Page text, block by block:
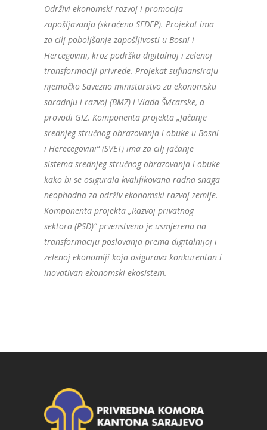
Održivi ekonomski razvoj i promocija
zapošljavanja (skraćeno SEDEP). Projekat ima
za cilj poboljšanje zapošljivosti u Bosni i
Hercegovini, kroz podršku digitalnoj i zelenoj
transformaciji privrede. Projekat sufinansiraju
njemačko Savezno ministarstvo za ekonomsku
saradnju i razvoj (BMZ) i Vlada Švicarske, a
provodi GIZ. Komponenta projekta „Jačanje
srednjeg stručnog obrazovanja i obuke u Bosni
i Herecegovini“ (SVET) ima za cilj jačanje
sistema srednjeg stručnog obrazovanja i obuke
kako bi se osigurala kvalifikovana radna snaga
neophodna za održiv ekonomski razvoj zemlje.
Komponenta projekta „Razvoj privatnog
sektora (PSD)“ prvenstveno je usmjerena na
transformaciju poslovanja prema digitalnijoj i
zelenoj ekonomiji koja osigurava konkurentan i
inovativan ekonomski ekosistem.